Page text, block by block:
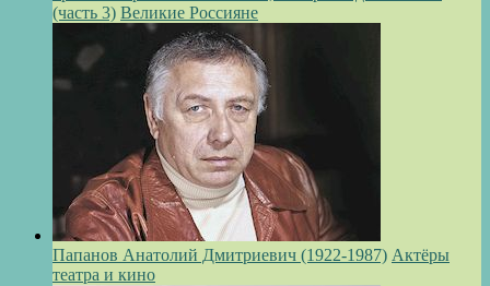
(часть 3) Великие Россияне
Папанов Анатолий Дмитриевич (1922-1987) Актёры
театра и кино